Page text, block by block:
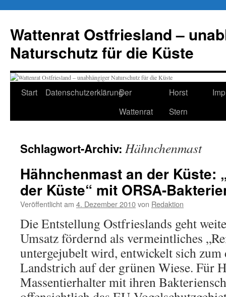
springen
Wattenrat Ostfriesland –
Naturschutz für die Küste
Start DatenschutzerklärungDer
Wattenrat
Horst
Stern
Schlagwort-Archiv: Hähnchenmast
Hähnchenmast an der Küste:
der Küste“ mit ORSA-
Veröffentlicht am 4. Dezember 2010von Redaktion
Die Entstellung Ostfrieslands geht
Umsatz fördernd als vermeintliches
untergejubelt wird, entwickelt sich
Landstrich auf der grünen Wiese. Für
Massentierhalter mit ihren